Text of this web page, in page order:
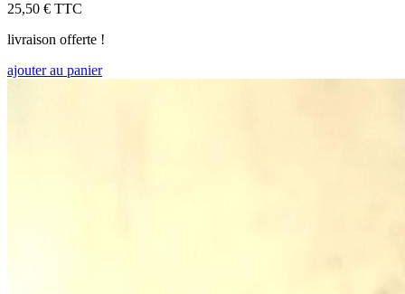
25,50 € TTC
livraison offerte !
ajouter au panier